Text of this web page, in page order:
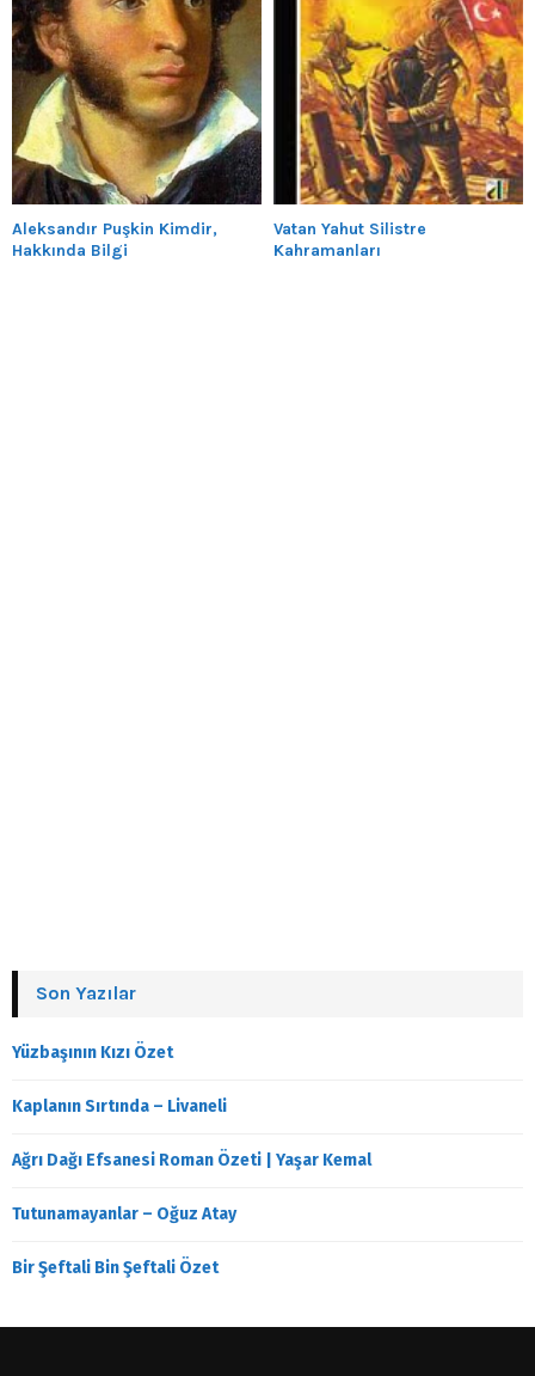
Aleksandır Puşkin Kimdir,
Hakkında Bilgi
Vatan Yahut Silistre
Kahramanları
Son Yazılar
Yüzbaşının Kızı Özet
Kaplanın Sırtında – Livaneli
Ağrı Dağı Efsanesi Roman Özeti | Yaşar Kemal
Tutunamayanlar – Oğuz Atay
Bir Şeftali Bin Şeftali Özet